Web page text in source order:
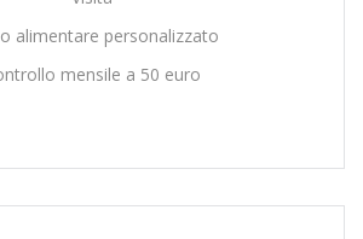
alimentare personalizzato
mensile a 50 euro